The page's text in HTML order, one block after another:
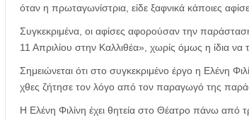
όταν η πρωταγωνίστρια, είδε ξαφνικά κάποιες
Συγκεκριμένα, οι αφίσες αφορούσαν την
11 Απριλίου στην Καλλιθέα», χωρίς όμως η ίδια να
Σημειώνεται ότι στο συγκεκριμένο έργο η Ελένη
χθες ζήτησε τον λόγο από τον παραγωγό της
Η Ελένη Φιλίνη έχει θητεία στο Θέατρο πάνω από